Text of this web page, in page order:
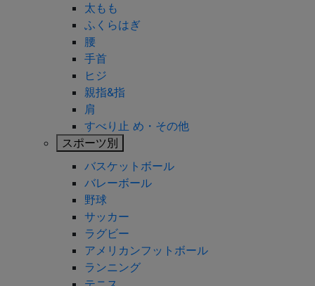
太もも
ふくらはぎ
腰
手首
ヒジ
親指&指
肩
すべり止 め・その他
スポーツ別
バスケットボール
バレーボール
野球
サッカー
ラグビー
アメリカンフットボール
ランニング